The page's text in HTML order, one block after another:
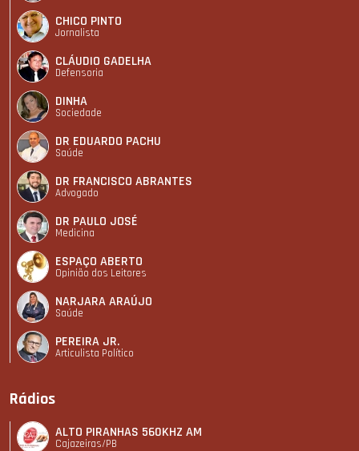
CHICO PINTO
Jornalista
CLÁUDIO GADELHA
Defensoria
DINHA
Sociedade
DR EDUARDO PACHU
Saúde
DR FRANCISCO ABRANTES
Advogado
DR PAULO JOSÉ
Medicina
ESPAÇO ABERTO
Opinião dos Leitores
NARJARA ARAÚJO
Saúde
PEREIRA JR.
Articulista Polí­tico
Rádios
ALTO PIRANHAS 560KHZ AM
Cajazeiras/PB